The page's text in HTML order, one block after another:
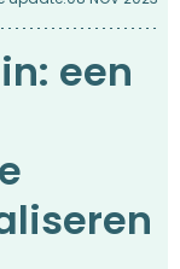
een